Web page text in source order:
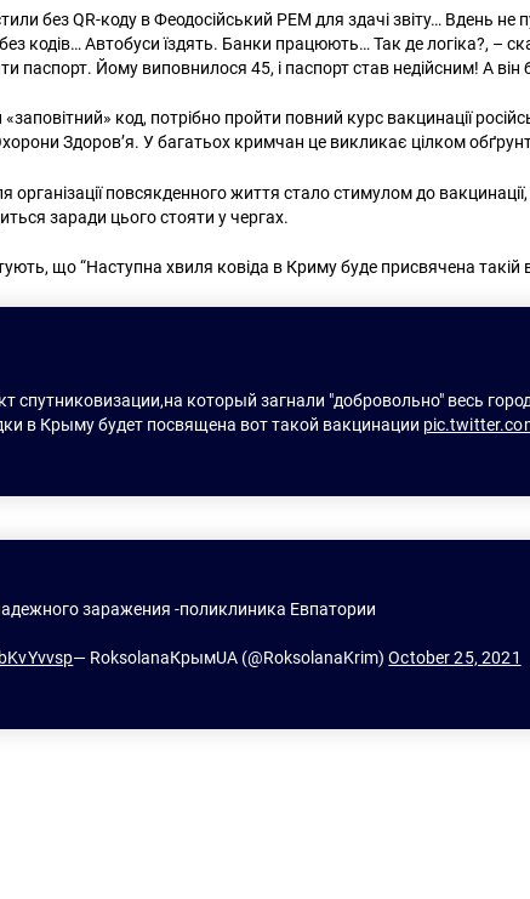
без QR-коду в Феодосійський РЕМ для здачі звіту… Вдень
кодів… Автобуси їздять. Банки працюють… Так де логіка?, –
паспорт. Йому виповнилося 45, і паспорт став недійсним! А
код, потрібно пройти повний курс вакцинації
Здоров’я. У багатьох кримчан це викликає цілком
організації повсякденного життя стало стимулом до
заради цього стояти у чергах.
що “Наступна хвиля ковіда в Криму буде присвячена такій
спутниковизации,на который загнали "добровольно" весь
в Крыму будет посвящена вот такой вакцинации
заражения -поликлиника Евпатории
— RoksolanaКрымUA (@RoksolanaKrim) October 25, 2021